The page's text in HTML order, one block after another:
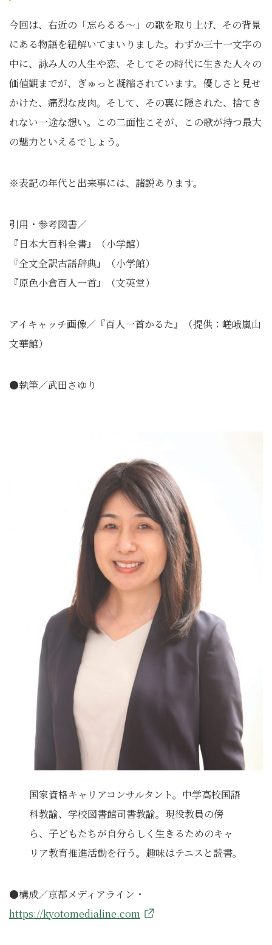
今回は、右近の「忘らるる～」の歌を取り上げ、その背景
にある物語を紐解いてまいりました。わずか三十一文字の
中に、詠み人の人生や恋、そしてその時代に生きた人々の
価値観までが、ぎゅっと凝縮されています。優しさと見せ
かけた、痛烈な皮肉。そして、その裏に隠された、捨てき
れない一途な想い。この二面性こそが、この歌が持つ最大
の魅力といえるでしょう。
※表記の年代と出来事には、諸説あります。
引用・参考図書／
『日本大百科全書』（小学館）
『全文全訳古語辞典』（小学館）
『原色小倉百人一首』（文英堂）
アイキャッチ画像／『百人一首かるた』（提供：嵯峨嵐山
文華館）
●執筆／武田さゆり
国家資格キャリアコンサルタント。中学高校国語
科教諭、学校図書館司書教諭。現役教員の傍
ら、子どもたちが自分らしく生きるためのキャ
リア教育推進活動を行う。趣味はテニスと読書。
●構成／京都メディアライン・
https://kyotomedialine.com